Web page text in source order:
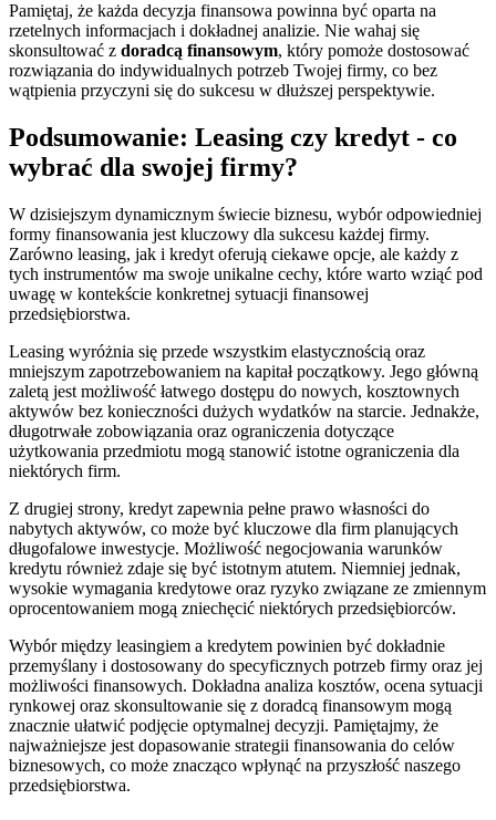
Pamiętaj, że każda decyzja finansowa powinna być oparta na
rzetelnych informacjach i dokładnej analizie. Nie wahaj się
skonsultować z doradcą finansowym, który pomoże dostosować
rozwiązania do indywidualnych potrzeb Twojej firmy, co bez
wątpienia przyczyni się do sukcesu w dłuższej perspektywie.
Podsumowanie: Leasing czy kredyt - co
wybrać dla swojej firmy?
W dzisiejszym dynamicznym świecie biznesu, wybór odpowiedniej
formy finansowania jest kluczowy dla sukcesu każdej firmy.
Zarówno leasing, jak i kredyt oferują ciekawe opcje, ale każdy z
tych instrumentów ma swoje unikalne cechy, które warto wziąć pod
uwagę w kontekście konkretnej sytuacji finansowej
przedsiębiorstwa.
Leasing wyróżnia się przede wszystkim elastycznością oraz
mniejszym zapotrzebowaniem na kapitał początkowy. Jego główną
zaletą jest możliwość łatwego dostępu do nowych, kosztownych
aktywów bez konieczności dużych wydatków na starcie. Jednakże,
długotrwałe zobowiązania oraz ograniczenia dotyczące
użytkowania przedmiotu mogą stanowić istotne ograniczenia dla
niektórych firm.
Z drugiej strony, kredyt zapewnia pełne prawo własności do
nabytych aktywów, co może być kluczowe dla firm planujących
długofalowe inwestycje. Możliwość negocjowania warunków
kredytu również zdaje się być istotnym atutem. Niemniej jednak,
wysokie wymagania kredytowe oraz ryzyko związane ze zmiennym
oprocentowaniem mogą zniechęcić niektórych przedsiębiorców.
Wybór między leasingiem a kredytem powinien być dokładnie
przemyślany i dostosowany do specyficznych potrzeb firmy oraz jej
możliwości finansowych. Dokładna analiza kosztów, ocena sytuacji
rynkowej oraz skonsultowanie się z doradcą finansowym mogą
znacznie ułatwić podjęcie optymalnej decyzji. Pamiętajmy, że
najważniejsze jest dopasowanie strategii finansowania do celów
biznesowych, co może znacząco wpłynąć na przyszłość naszego
przedsiębiorstwa.